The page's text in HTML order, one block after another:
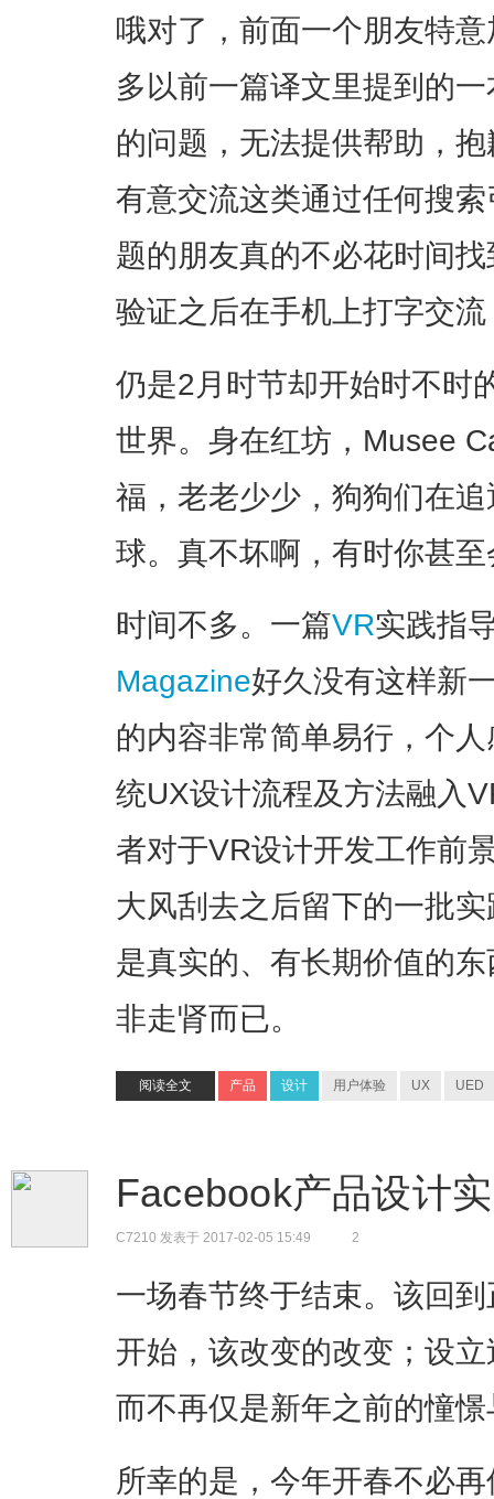
哦对了，前面一个朋友特
多以前一篇译文里提到的
的问题，无法提供帮助，
有意交流这类通过任何搜
题的朋友真的不必花时间
验证之后在手机上打字交
仍是2月时节却开始时不时
世界。身在红坊，Musee
福，老老少少，狗狗们在
球。真不坏啊，有时你甚
时间不多。一篇VR实践指
Magazine好久没有这样新
的内容非常简单易行，个
统UX设计流程及方法融入
者对于VR设计开发工作前
大风刮去之后留下的一批
是真实的、有长期价值的
非走肾而已。
阅读全文 产品 设计 用户体验 UX UED
Facebook产品设计
C7210 发表于 2017-02-05 15:49 2
一场春节终于结束。该回
开始，该改变的改变；设
而不再仅是新年之前的憧
所幸的是，今年开春不必